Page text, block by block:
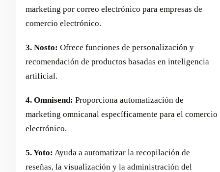
marketing por correo electrónico para empresas de
comercio electrónico.
3. Nosto: Ofrece funciones de personalización y
recomendación de productos basadas en inteligencia
artificial.
4. Omnisend: Proporciona automatización de
marketing omnicanal específicamente para el comercio
electrónico.
5. Yoto: Ayuda a automatizar la recopilación de
reseñas, la visualización y la administración del